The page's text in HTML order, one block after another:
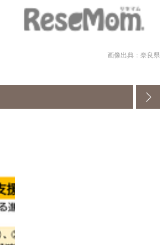
画像出典：奈良県